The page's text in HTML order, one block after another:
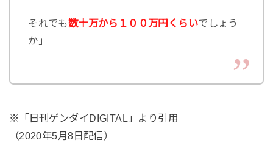
それでも数十万から１００万円くらいでしょう
か」
※「日刊ゲンダイDIGITAL」より引用
（2020年5月8日配信）